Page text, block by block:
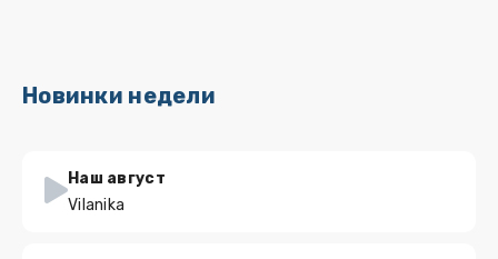
Новинки недели
Наш август
Vilanika